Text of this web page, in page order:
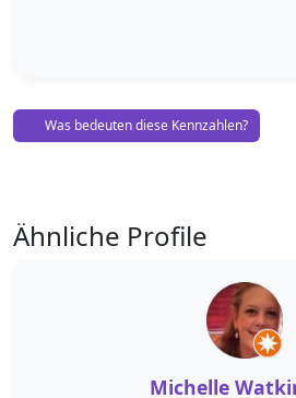
Was bedeuten diese Kennzahlen?
Ähnliche Profile
Michelle